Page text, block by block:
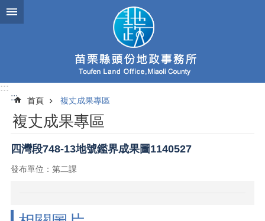
跳到主要內容區塊
:::
:::
首頁 複丈成果專區
複丈成果專區
四灣段748-13地號鑑界成果圖1140527
發布單位：第二課